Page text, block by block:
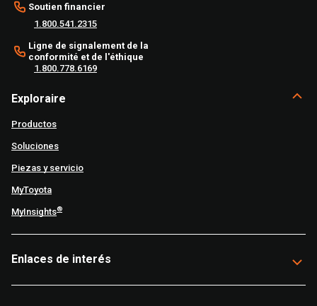
Soutien financier
1.800.541.2315
Ligne de signalement de la
conformité et de l'éthique
1.800.778.6169
Exploraire
Productos
Soluciones
Piezas y servicio
MyToyota
MyInsights®
Enlaces de interés